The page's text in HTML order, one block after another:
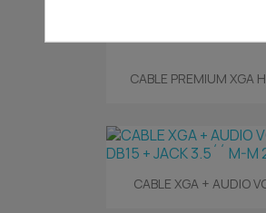
Vista
CABLE PREMIUM XGA
Vista
CABLE XGA + AUDIO